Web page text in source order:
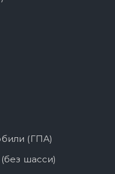
(ГПА)
шасси)